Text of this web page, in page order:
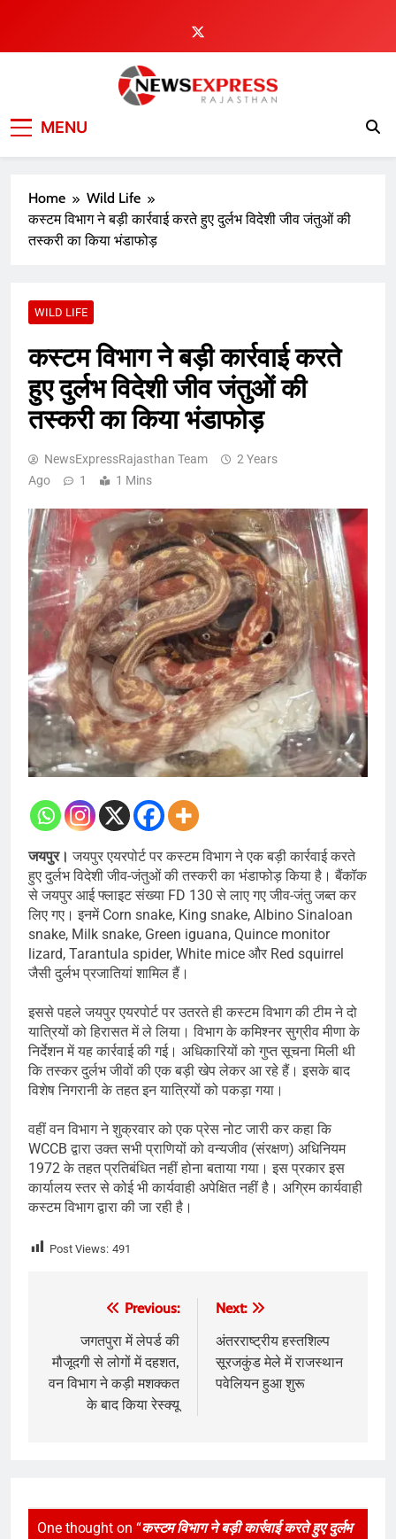
content
MENU
Home
Wild Life
कस्टम विभाग ने बड़ी कार्रवाई करते हुए दुर्लभ विदेशी जीव जंतुओं की
तस्करी का किया भंडाफोड़
WILD LIFE
कस्टम विभाग ने बड़ी कार्रवाई करते
हुए दुर्लभ विदेशी जीव जंतुओं की
तस्करी का किया भंडाफोड़
NewsExpressRajasthan Team
2 Years
Ago
1 1 Mins
जयपुर।जयपुर एयरपोर्ट पर कस्टम विभाग ने एक बड़ी कार्रवाई करते
हुए दुर्लभ विदेशी जीव-जंतुओं की तस्करी का भंडाफोड़ किया है। बैंकॉक
से जयपुर आई फ्लाइट संख्या FD 130 से लाए गए जीव-जंतु जब्त कर
लिए गए। इनमें Corn snake, King snake, Albino Sinaloan
snake, Milk snake, Green iguana, Quince monitor
lizard, Tarantula spider, White mice और Red squirrel
जैसी दुर्लभ प्रजातियां शामिल हैं।
इससे पहले जयपुर एयरपोर्ट पर उतरते ही कस्टम विभाग की टीम ने दो
यात्रियों को हिरासत में ले लिया। विभाग के कमिश्नर सुग्रीव मीणा के
निर्देशन में यह कार्रवाई की गई। अधिकारियों को गुप्त सूचना मिली थी
कि तस्कर दुर्लभ जीवों की एक बड़ी खेप लेकर आ रहे हैं। इसके बाद
विशेष निगरानी के तहत इन यात्रियों को पकड़ा गया।
वहीं वन विभाग ने शुक्रवार को एक प्रेस नोट जारी कर कहा कि
WCCB द्वारा उक्त सभी प्राणियों को वन्यजीव (संरक्षण) अधिनियम
1972 के तहत प्रतिबंधित नहीं होना बताया गया। इस प्रकार इस
कार्यालय स्तर से कोई भी कार्यवाही अपेक्षित नहीं है। अग्रिम कार्यवाही
कस्टम विभाग द्वारा की जा रही है।
Post Views: 491
navigation
Previous:
जगतपुरा में लेपर्ड की
मौजूदगी से लोगों में दहशत,
वन विभाग ने कड़ी मशक्कत
के बाद किया रेस्क्यू
Next:
अंतरराष्ट्रीय हस्तशिल्प
सूरजकुंड मेले में राजस्थान
पवेलियन हुआ शुरू
One thought on “कस्टम विभाग ने बड़ी कार्रवाई करते हुए दुर्लभ